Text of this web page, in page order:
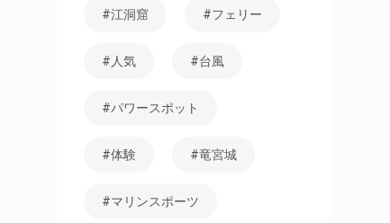
江洞窟 フェリー
人気 台風
パワースポット
体験 竜宮城
マリンスポーツ